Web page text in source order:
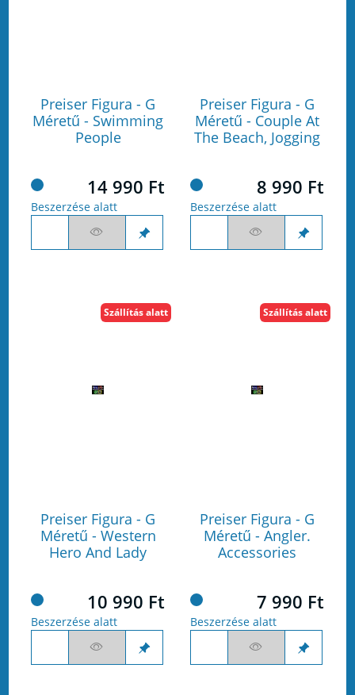
Preiser Figura - G
Méretű - Swimming
People
14 990 Ft
Beszerzése alatt
Preiser Figura - G
Méretű - Couple At
The Beach, Jogging
8 990 Ft
Beszerzése alatt
Preiser Figura - G
Méretű - Western
Hero And Lady
Szállítás alatt
10 990 Ft
Beszerzése alatt
Preiser Figura - G
Méretű - Angler.
Accessories
Szállítás alatt
7 990 Ft
Beszerzése alatt